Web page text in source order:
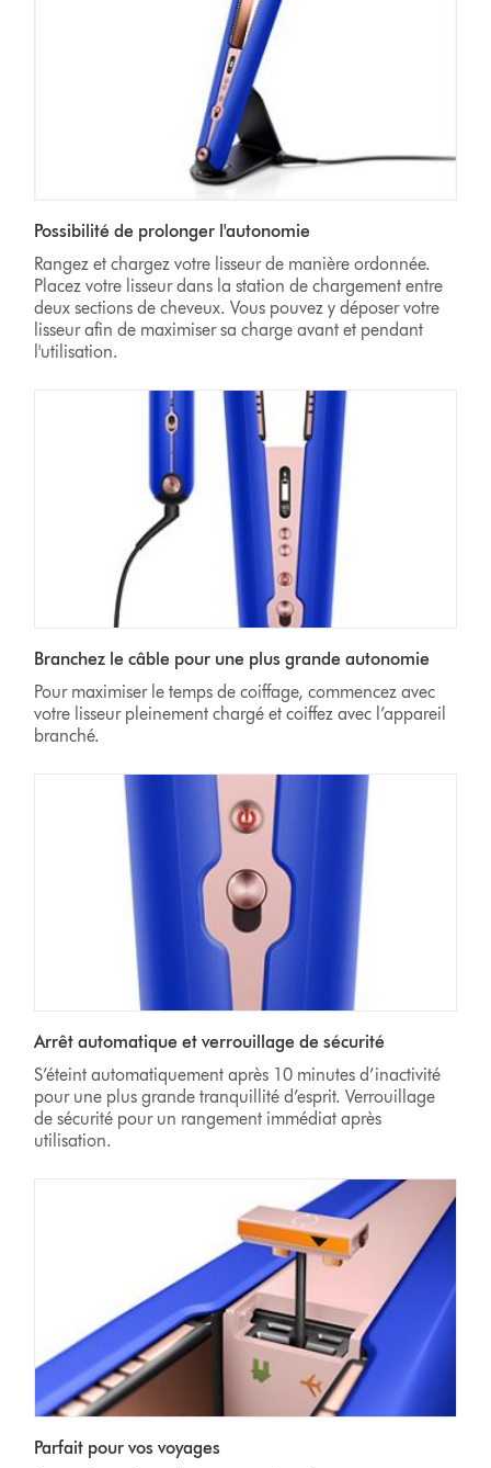
Possibilité de prolonger l'autonomie
Rangez et chargez votre lisseur de manière ordonnée.
Placez votre lisseur dans la station de chargement entre
deux sections de cheveux. Vous pouvez y déposer votre
lisseur afin de maximiser sa charge avant et pendant
l'utilisation.
Branchez le câble pour une plus grande autonomie
Pour maximiser le temps de coiffage, commencez avec
votre lisseur pleinement chargé et coiffez avec l’appareil
branché.
Arrêt automatique et verrouillage de sécurité
S’éteint automatiquement après 10 minutes d’inactivité
pour une plus grande tranquillité d’esprit. Verrouillage
de sécurité pour un rangement immédiat après
utilisation.
Parfait pour vos voyages